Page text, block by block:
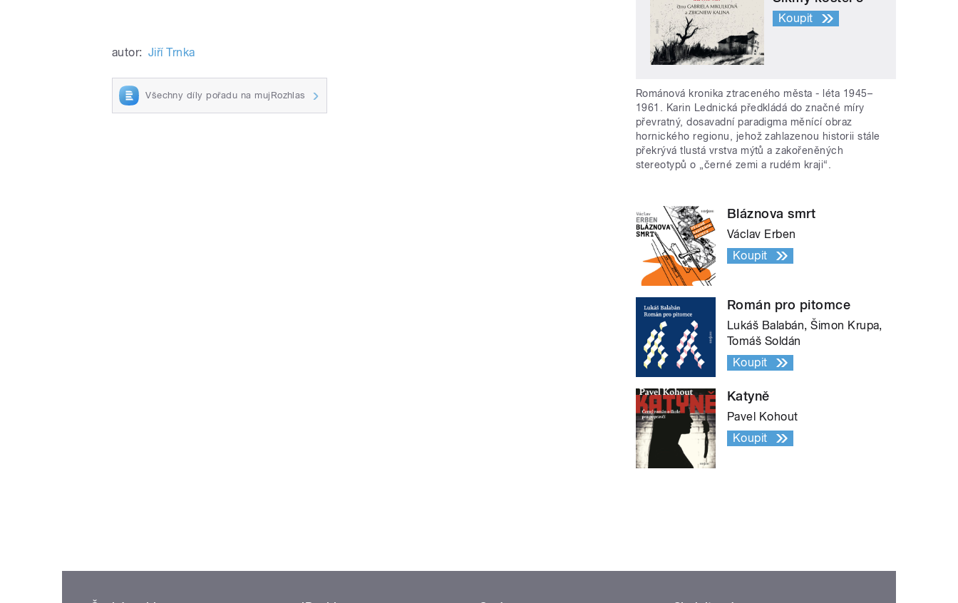
autor: Jiří Trnka
Všechny díly pořadu na mujRozhlas
Koupit
Románová kronika ztraceného města - léta 1945–
1961. Karin Lednická předkládá do značné míry
převratný, dosavadní paradigma měnící obraz
hornického regionu, jehož zahlazenou historii stále
překrývá tlustá vrstva mýtů a zakořeněných
stereotypů o „černé zemi a rudém kraji“.
Bláznova smrt
Václav Erben
Koupit
Román pro pitomce
Lukáš Balabán, Šimon Krupa,
Tomáš Soldán
Koupit
Katyně
Pavel Kohout
Koupit